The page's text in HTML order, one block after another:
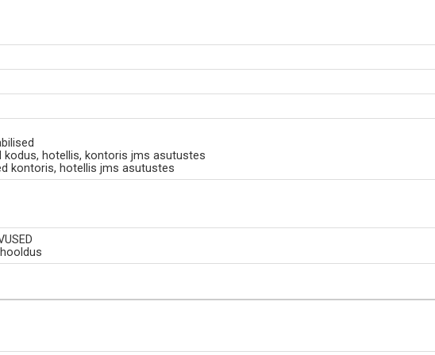
kodus, hotellis, kontoris jms asutustes
kontoris, hotellis jms asutustes